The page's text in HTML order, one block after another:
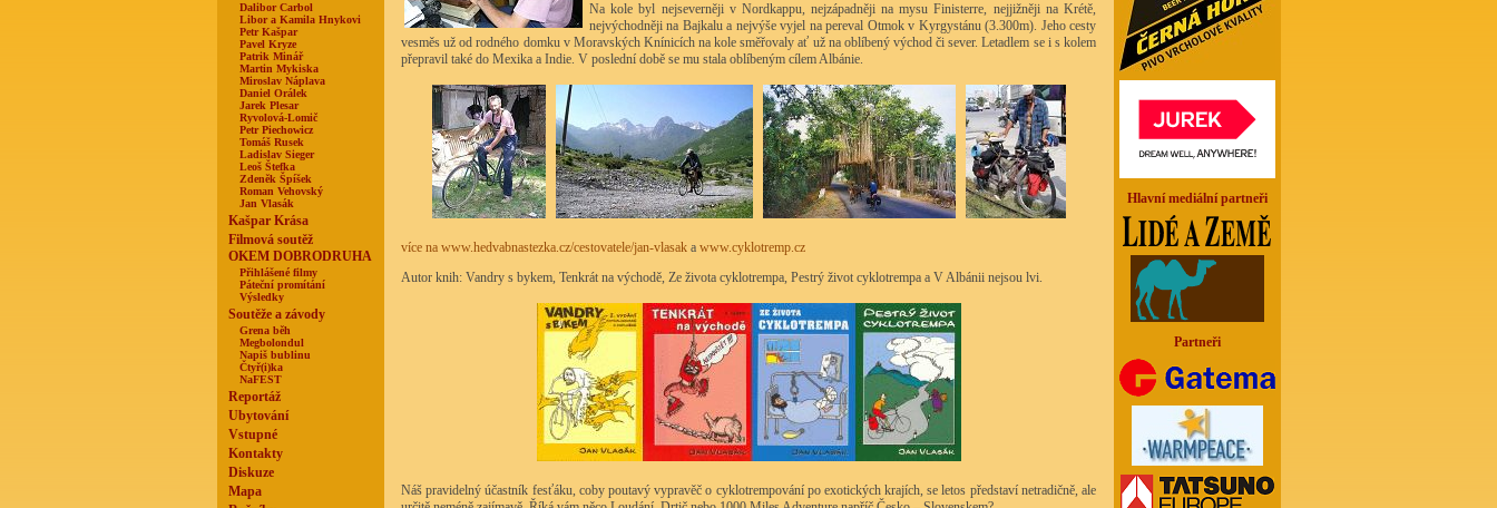
Dalibor Carbol
Libor a Kamila Hnykovi
Petr Kašpar
Pavel Kryze
Patrik Minář
Martin Mykiska
Miroslav Náplava
Daniel Orálek
Jarek Plesar
Ryvolová-Lomič
Petr Piechowicz
Tomáš Rusek
Ladislav Sieger
Leoš Štefka
Zdeněk Špíšek
Roman Vehovský
Jan Vlasák
Kašpar Krása
Filmová soutěž
OKEM DOBRODRUHA
Přihlášené filmy
Páteční promítání
Výsledky
Soutěže a závody
Grena běh
Megbolondul
Napiš bublinu
Čtyř(i)ka
NaFEST
Reportáž
Ubytování
Vstupné
Kontakty
Diskuze
Mapa
Hlavní mediální partneři
Partneři
Na kole byl nejseverněji v Nordkappu, nejzápadněji na mysu Finisterre, nejjižněji na Krétě,
nejvýchodněji na Bajkalu a nejvýše vyjel na pereval Otmok v Kyrgystánu (3.300m). Jeho cesty
vesměs už od rodného domku v Moravských Knínicích na kole směřovaly ať už na oblíbený východ či sever. Letadlem se i s kolem
přepravil také do Mexika a Indie. V poslední době se mu stala oblíbeným cílem Albánie.
více na www.hedvabnastezka.cz/cestovatele/jan-vlasak a www.cyklotremp.cz
Autor knih: Vandry s bykem, Tenkrát na východě, Ze života cyklotrempa, Pestrý život cyklotrempa a V Albánii nejsou lvi.
Náš pravidelný účastník fesťáku, coby poutavý vypravěč o cyklotrempování po exotických krajích, se letos představí netradičně, ale